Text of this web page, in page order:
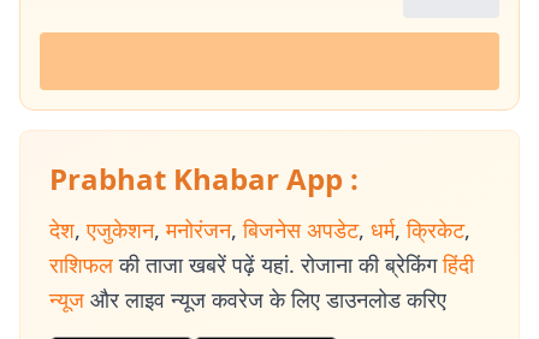
Prabhat Khabar App :
देश, एजुकेशन, मनोरंजन, बिजनेस अपडेट, धर्म, क्रिकेट,
राशिफल की ताजा खबरें पढ़ें यहां. रोजाना की ब्रेकिंग हिंदी
न्यूज और लाइव न्यूज कवरेज के लिए डाउनलोड करिए